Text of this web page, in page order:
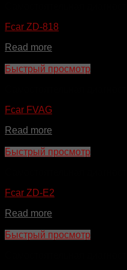
Fcar ZD-818
Read more
Быстрый просмотр
Fcar FVAG
Read more
Быстрый просмотр
Fcar ZD-E2
Read more
Быстрый просмотр